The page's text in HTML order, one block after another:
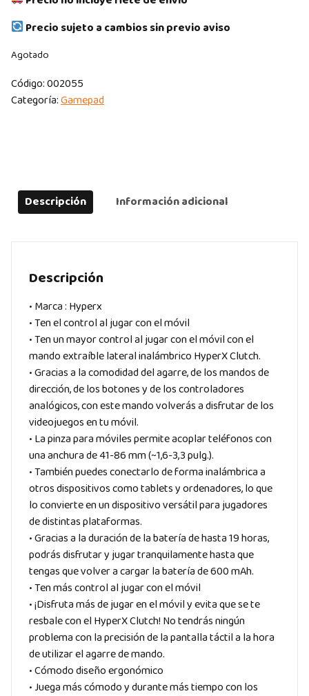
Precio sujeto a cambios sin previo aviso
Agotado
Código:002055
Categoría:Gamepad
Descripción Información adicional
Descripción
• Marca : Hyperx
• Ten el control al jugar con el móvil
• Ten un mayor control al jugar con el móvil con el
mando extraíble lateral inalámbrico HyperX Clutch.
• Gracias a la comodidad del agarre, de los mandos de
dirección, de los botones y de los controladores
analógicos, con este mando volverás a disfrutar de los
videojuegos en tu móvil.
• La pinza para móviles permite acoplar teléfonos con
una anchura de 41-86 mm (~1,6-3,3 pulg.).
• También puedes conectarlo de forma inalámbrica a
otros dispositivos como tablets y ordenadores, lo que
lo convierte en un dispositivo versátil para jugadores
de distintas plataformas.
• Gracias a la duración de la batería de hasta 19 horas,
podrás disfrutar y jugar tranquilamente hasta que
tengas que volver a cargar la batería de 600 mAh.
• Ten más control al jugar con el móvil
• ¡Disfruta más de jugar en el móvil y evita que se te
resbale con el HyperX Clutch! No tendrás ningún
problema con la precisión de la pantalla táctil a la hora
de utilizar el agarre de mando.
• Cómodo diseño ergonómico
• Juega más cómodo y durante más tiempo con los